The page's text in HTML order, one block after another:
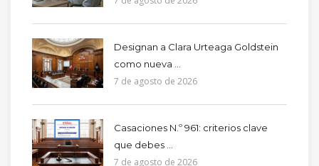
Designan a Clara Urteaga Goldstein
como nueva ...
7 de agosto de 2026
Casaciones N.º 961: criterios clave
que debes ...
7 de agosto de 2026